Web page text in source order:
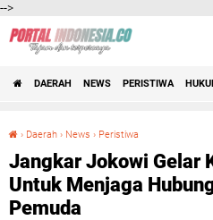
-->
DAERAH NEWS PERISTIWA
› Daerah › News › Peristiwa
Jangkar Jokowi Gelar
Untuk Menjaga
Pemuda